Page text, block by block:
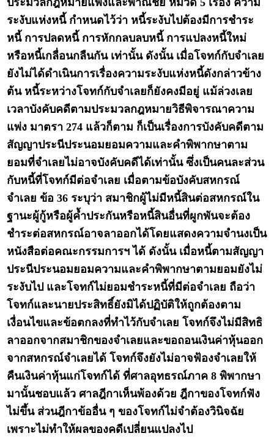
ประมวลกฎหมายแพ่งและพาณิชย์ หมวด 5 เรื่อง ความ
ระงับแห่งหนี้ กำหนดไว้ว่า หนี้ระงับไปต้องมีการชำระ
หนี้ การปลดหนี้ การหักกลบลบหนี้ การแปลงหนี้ใหม่
หรือหนี้เกลื่อนกลืนกัน เท่านั้น ดังนั้น เมื่อโจทก์กับจำเลย
ยังไม่ได้ดำเนินการเรื่องความระงับแห่งหนี้ดังกล่าวข้าง
ต้น หนี้ระหว่างโจทก์กับจำเลยก็ยังคงมีอยู่ แม้ล่วงเลย
เวลาบังคับคดีตามประมวลกฎหมายวิธีพิจารณาความ
แพ่ง มาตรา 274 แล้วก็ตาม ก็เป็นเรื่องการบังคับคดีตาม
สัญญาประนีประนอมยอมความและคำพิพากษาตาม
ยอมที่จำเลยไม่อาจบังคับคดีได้เท่านั้น ซึ่งเป็นคนละส่วน
กับหนี้ที่โจทก์มีต่อจำเลย เมื่อตามข้อบังคับสหกรณ์
จำเลย ข้อ 36 ระบุว่า สมาชิกผู้ไม่มีหนี้สินต่อสหกรณ์ใน
ฐานะผู้กู้หรือผู้ค้ำประกันหรือหนี้สินอื่นที่ผูกพันจะต้อง
ชำระต่อสหกรณ์อาจลาออกได้โดยแสดงความจำนงเป็น
หนังสือต่อคณะกรรมการฯ ได้ ดังนั้น เมื่อหนี้ตามสัญญา
ประนีประนอมยอมความและคำพิพากษาตามยอมยังไม่
ระงับไป และโจทก์ไม่ยอมชำระหนี้ที่มีต่อจำเลย ถือว่า
โจทก์และนายประสิทธิ์ยังมิได้ปฏิบัติให้ถูกต้องตาม
เงื่อนไขและข้อตกลงที่ทำไว้กับจำเลย โจทก์จึงไม่มีสิทธิ
ลาออกจากสมาชิกของจำเลยและขอถอนเงินค่าหุ้นออก
จากสหกรณ์จำเลยได้ โจทก์จึงยังไม่อาจฟ้องจำเลยให้
คืนเงินค่าหุ้นแก่โจทก์ได้ ที่ศาลอุทธรณ์ภาค 8 พิพากษา
มานั้นชอบแล้ว ศาลฎีกาเห็นพ้องด้วย ฎีกาของโจทก์ฟัง
ไม่ขึ้น ส่วนฎีกาข้ออื่น ๆ ของโจทก์ไม่จำต้องวินิจฉัย
เพราะไม่ทำให้ผลของคดีเปลี่ยนแปลงไป